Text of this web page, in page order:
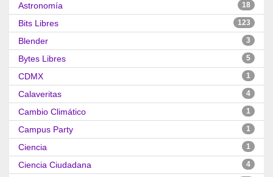
Astronomía 18
Bits Libres 123
Blender 3
Bytes Libres 5
CDMX 1
Calaveritas 4
Cambio Climático 1
Campus Party 1
Ciencia 1
Ciencia Ciudadana 4